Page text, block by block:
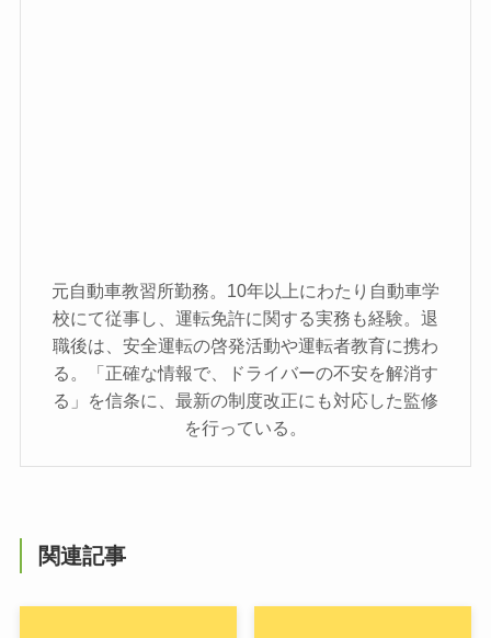
元自動車教習所勤務。10年以上にわたり自動車学
校にて従事し、運転免許に関する実務も経験。退
職後は、安全運転の啓発活動や運転者教育に携わ
る。「正確な情報で、ドライバーの不安を解消す
る」を信条に、最新の制度改正にも対応した監修
を行っている。
関連記事